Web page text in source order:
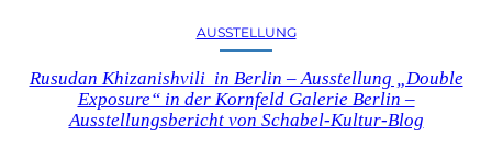
AUSSTELLUNG
Rusudan Khizanishvili in Berlin – Ausstellung „Double
Exposure“ in der Kornfeld Galerie Berlin –
Ausstellungsbericht von Schabel-Kultur-Blog